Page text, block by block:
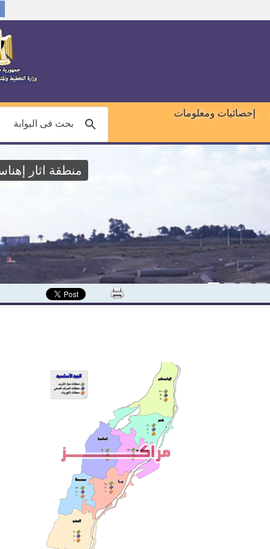
إحصائيات ومعلومات
منطقة اثار